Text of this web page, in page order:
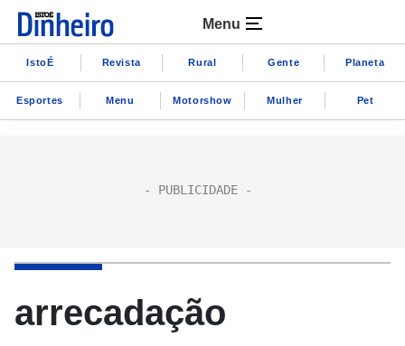
Menu
IstoÉ Revista Rural Gente Planeta
Esportes Menu Motorshow Mulher Pet
arrecadação